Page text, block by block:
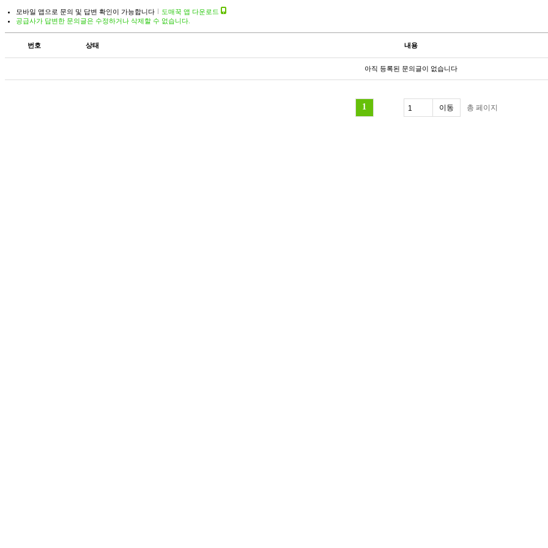
모바일 앱으로 문의 및 답변 확인이 가능합니다
도매꾹 앱 다운로드
공급사가 답변한 문의글은 수정하거나 삭제할 수 없습니다.
번호 상태 내용
아직 등록된 문의글이 없습니다
1 총 페이지